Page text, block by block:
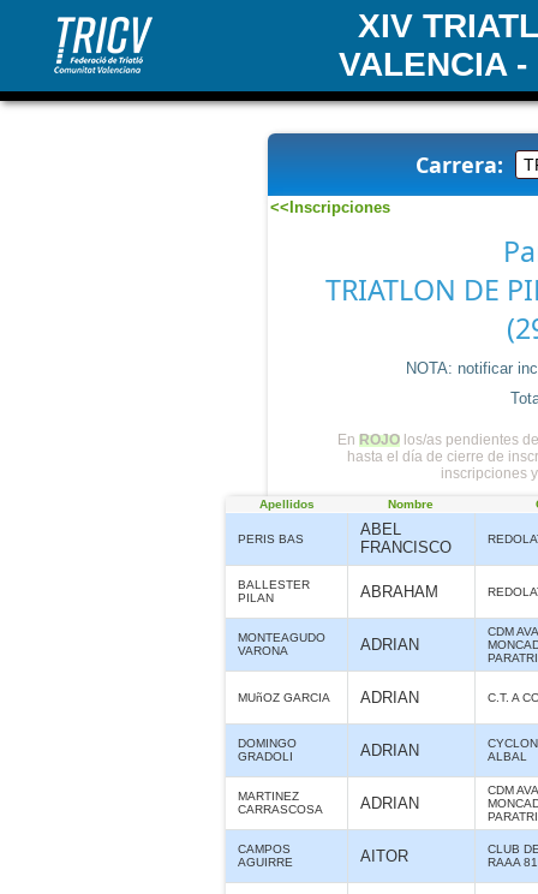
XIV
VALENCIA -
Carrera:
<<Inscripciones
TRIATLON DE
NOTA: notificar
EnROJO los/as pendientes
hasta el día de cierre de
inscripciones
Apellidos Nombre
PERIS BAS
ABEL
FRANCISCO
BALLESTER
PILAN
ABRAHAM
MONTEAGUDO
VARONA
ADRIAN
CDM
MUñOZ GARCIA ADRIAN C.T. A
DOMINGO
GRADOLI
ADRIAN
ALBAL
MARTINEZ
CARRASCOSA
ADRIAN
CDM
CAMPOS
AGUIRRE
AITOR
CLUB
RAAA 81